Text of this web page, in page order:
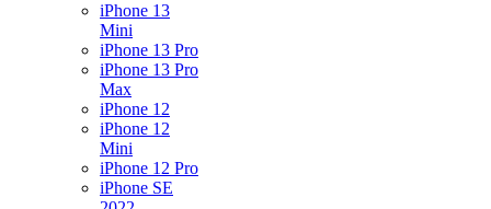
iPhone 13
Mini
iPhone 13 Pro
iPhone 13 Pro
Max
iPhone 12
iPhone 12
Mini
iPhone 12 Pro
iPhone SE